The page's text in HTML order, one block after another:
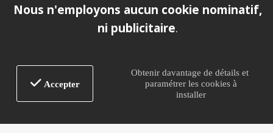
Nous n'employons aucun cookie nominatif,
ni publicitaire.
Accepter
Obtenir davantage de détails et
paramétrer les cookies à
installer
Mentions légales |Plan du site
Alexandre Dubost Assurances® - Immatriculé à